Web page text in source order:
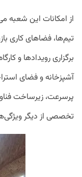
برگزاری رویدادها و
آشپزخانه و فضای
پرسرعت، زیرساخت
تخصصی از دیگر